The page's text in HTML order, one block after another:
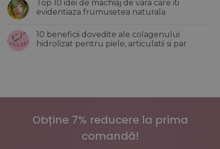
imbatranesc
tenul
un
efect
incarcat
Sanatatea
femeilor
Cum
influenteaza
aceasta
Top 10 idei de machiaj de vara care iti
evidentiaza frumusetea naturala
la
Top
10
evidentiaza
10 beneficii dovedite ale colagenului
hidrolizat pentru piele, articulatii si par
colagenului
piele,
articulatii
Obține 7% reducere la prima
comandă!